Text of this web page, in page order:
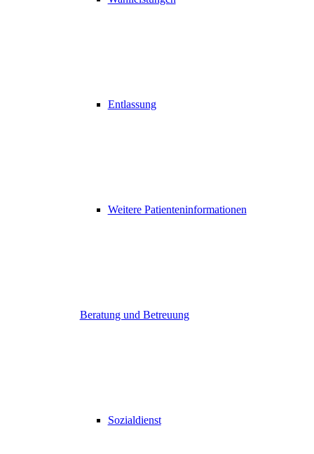
Entlassung
Weitere Patienteninformationen
Beratung und Betreuung
Sozialdienst